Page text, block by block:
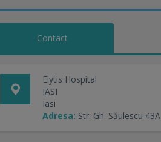
Contact
Elytis Hospital
IASI
Iasi
Adresa: Str. Gh. Săulescu 43A